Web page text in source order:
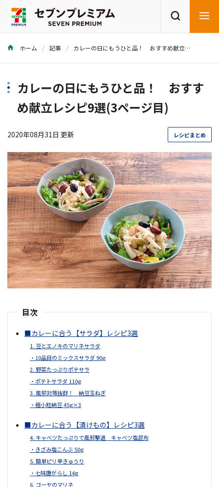
商品を探す レシピを探す
ホーム 記事 カレーの日にもうひと品！ おすすめ献立レシピ9選
カレーの日にもうひと品！ おすす
め献立レシピ9選(3ページ目)
2020年08月31日 更新 レシピまとめ
目次
■カレーに合う【サラダ】レシピ3選
1. 豆とエノキのマリネサラダ
・10品目のミックスサラダ 90g
2. 野菜たっぷりポテサラ
・ポテトサラダ 110g
3. 風邪対策抜群！ 納豆玉ねぎ
・極小粒納豆 45g×3
■カレーに合う【漬けもの】レシピ3選
4. キャベツたっぷりで風邪撃退 キャベツ塩昆布
・きざみ塩こんぶ 50g
5. 簡単ピリ辛きゅうり
・七味唐がらし 14g
6. ゴーヤのマリネ